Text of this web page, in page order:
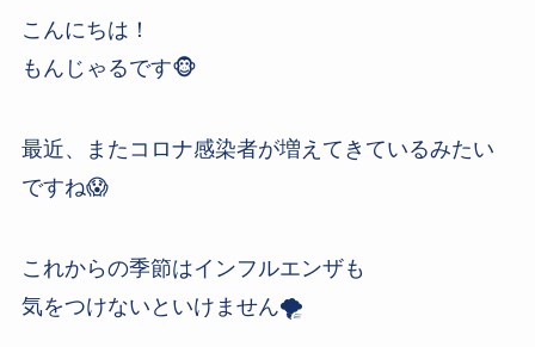
こんにちは！
もんじゃるです🐵
最近、またコロナ感染者が増えてきているみたい
ですね😱
これからの季節はインフルエンザも
気をつけないといけません🌪